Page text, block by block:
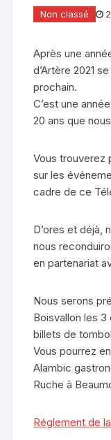
Non classé
Après une
d’Artère 2021
prochain.
C’est une
20 ans que
Vous trouverez
sur les
cadre de ce
D’ores et déjà,
nous
en partenariat
Nous serons
Boisvallon les
billets de
Vous pourrez
Alambic
Ruche à
Réglement de